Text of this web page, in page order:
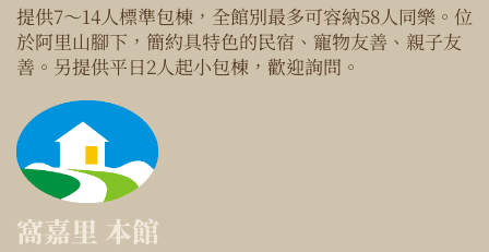
提供7～14人標準包棟，全館別最多可容納58人同樂。位
於阿里山腳下，簡約具特色的民宿、寵物友善、親子友
善。另提供平日2人起小包棟，歡迎詢問。
窩嘉里 本館